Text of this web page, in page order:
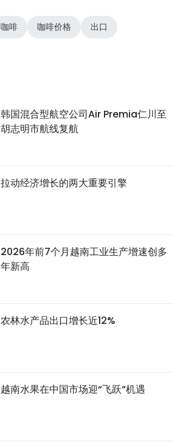
咖啡 咖啡价格 出口
韩国混合型航空公司Air Premia仁川至
胡志明市航线复航
拉动经济增长的两大重要引擎
2026年前7个月越南工业生产增速创多
年新高
农林水产品出口增长近12%
越南水果在中国市场迎“飞跃”机遇